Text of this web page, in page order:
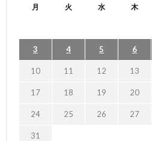
月 火 水 木
3 4 5 6
10 11 12 13
17 18 19 20
24 25 26 27
31